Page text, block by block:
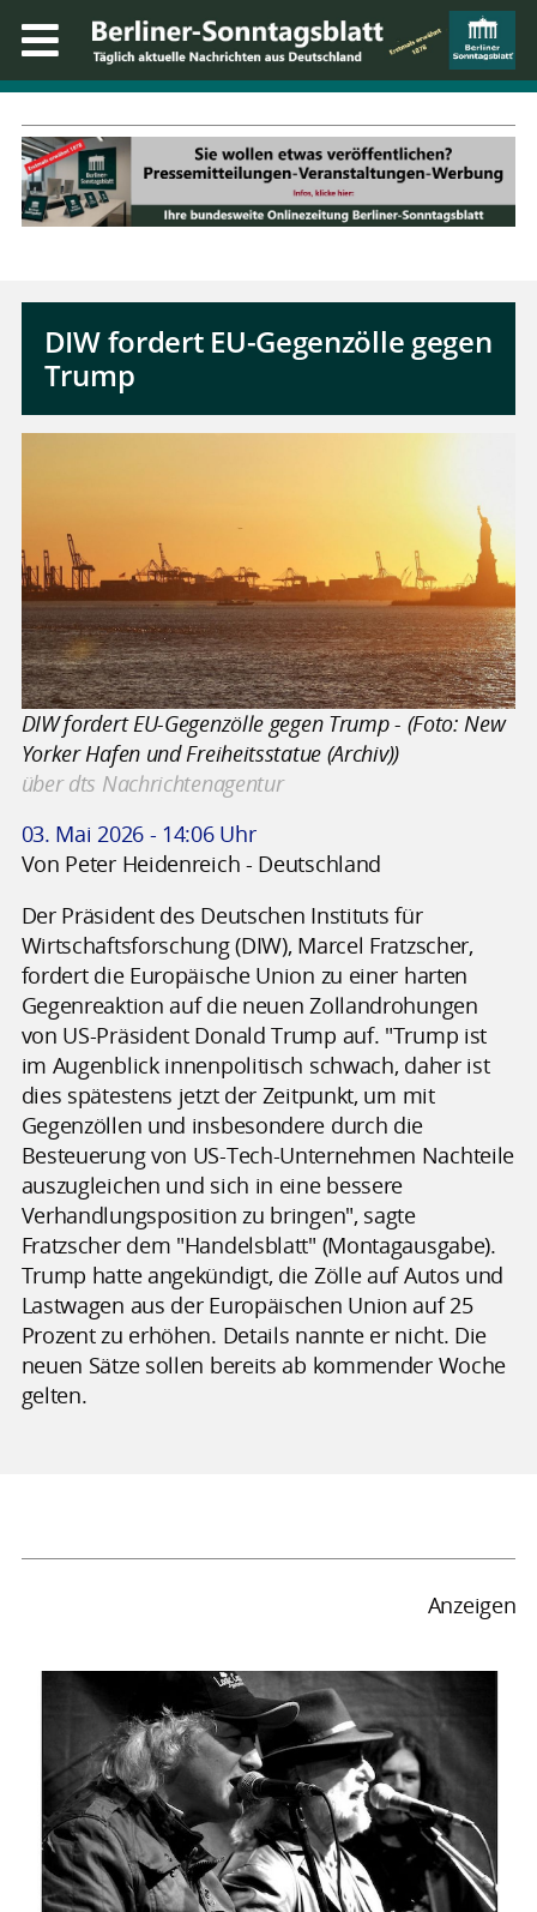
DIW fordert EU-Gegenzölle gegen
Trump
DIW fordert EU-Gegenzölle gegen Trump - (Foto: New
Yorker Hafen und Freiheitsstatue (Archiv))
über dts Nachrichtenagentur
03. Mai 2026 - 14:06 Uhr
Von Peter Heidenreich - Deutschland
Der Präsident des Deutschen Instituts für
Wirtschaftsforschung (DIW), Marcel Fratzscher,
fordert die Europäische Union zu einer harten
Gegenreaktion auf die neuen Zollandrohungen
von US-Präsident Donald Trump auf. "Trump ist
im Augenblick innenpolitisch schwach, daher ist
dies spätestens jetzt der Zeitpunkt, um mit
Gegenzöllen und insbesondere durch die
Besteuerung von US-Tech-Unternehmen Nachteile
auszugleichen und sich in eine bessere
Verhandlungsposition zu bringen", sagte
Fratzscher dem "Handelsblatt" (Montagausgabe).
Trump hatte angekündigt, die Zölle auf Autos und
Lastwagen aus der Europäischen Union auf 25
Prozent zu erhöhen. Details nannte er nicht. Die
neuen Sätze sollen bereits ab kommender Woche
gelten.
Anzeigen